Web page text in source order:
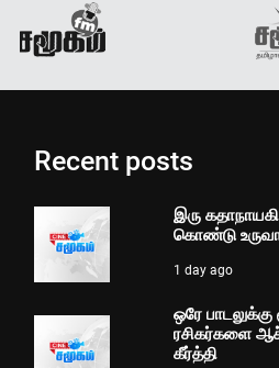
Recent posts
இரு
கொண்டு
1 day ago
ஒரே பாடலுக்கு
ரசிகர்களை
கீர்த்தி